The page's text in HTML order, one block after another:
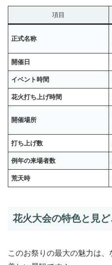
項目
正式名称
開催日
イベント時間
花火打ち上げ時間
開催場所
打ち上げ数
例年の来場者数
荒天時
花火大会の特色と見ど
このお祭りの最大の魅力は